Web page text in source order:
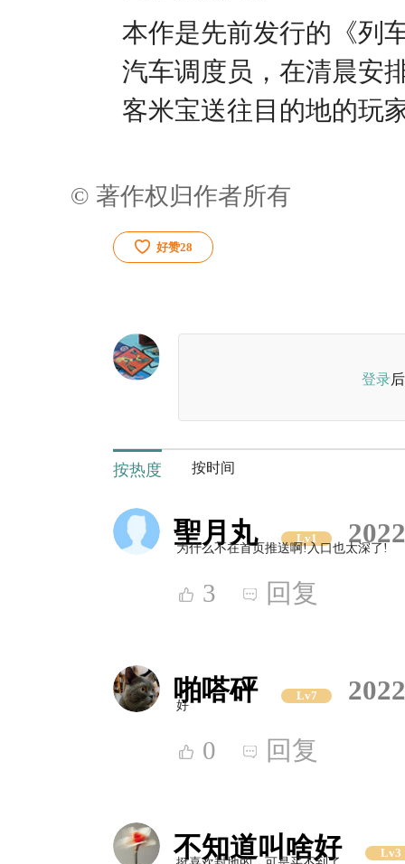
本作是先前发行的《列
汽车调度员，在清晨安
客米宝送往目的地的玩
© 著作权归作者所有
好赞28
登录
按热度 按时间
聖月丸 Lv1
为什么不在首页推送啊!入口也太深了!
3 回复
啪嗒砰 Lv7
好
0 回复
不知道叫啥好 Lv3